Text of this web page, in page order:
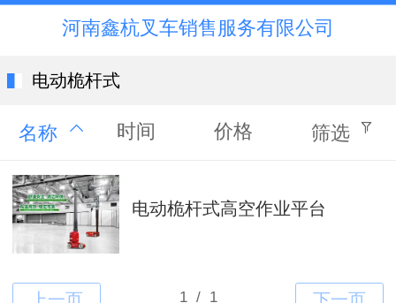
河南鑫杭叉车销售服务有限公司
电动桅杆式
名称 时间 价格 筛选
电动桅杆式高空作业平台